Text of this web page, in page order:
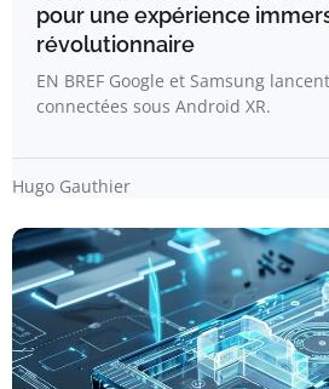
pour une expérience
révolutionnaire
EN BREF Google et Samsung
connectées sous Android XR.
Hugo Gauthier